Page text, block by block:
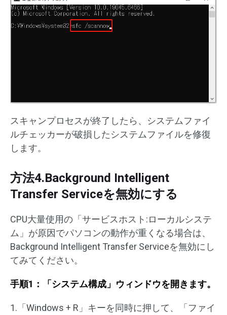
スキャンプロセスが終了したら、システムファイ
ルチェッカーが破損したシステムファイルを修復
します。
方法4.Background Intelligent
Transfer Serviceを無効にする
CPU大量使用の「サービスホスト:ローカルシステ
ム」が原因でパソコンの動作が重くなる場合は、
Background Intelligent Transfer Serviceを無効にし
てみてください。
手順1：「システム構成」ウィンドウを開きます。
1.「Windows + R」キーを同時に押して、「ファイ